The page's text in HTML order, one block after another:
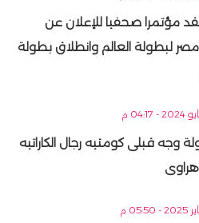
مؤتمرا صحفيا للإعلان عن
لبطولة العالم وانطلاق بطولة
وجه قبلى كومتيه رجال الكاراتيه